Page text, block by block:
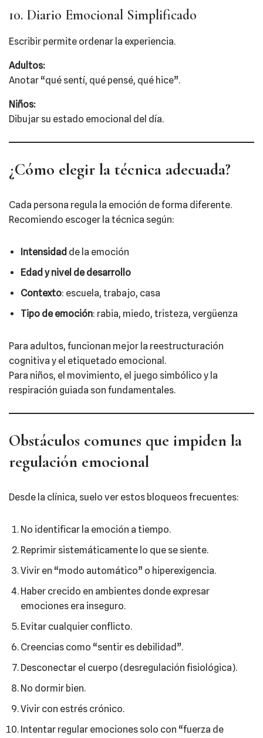
10. Diario Emocional Simplificado
Escribir permite ordenar la experiencia.
Adultos:
Anotar “qué sentí, qué pensé, qué hice”.
Niños:
Dibujar su estado emocional del día.
¿Cómo elegir la técnica adecuada?
Cada persona regula la emoción de forma diferente.
Recomiendo escoger la técnica según:
Intensidad de la emoción
Edad y nivel de desarrollo
Contexto: escuela, trabajo, casa
Tipo de emoción: rabia, miedo, tristeza, vergüenza
Para adultos, funcionan mejor la reestructuración
cognitiva y el etiquetado emocional.
Para niños, el movimiento, el juego simbólico y la
respiración guiada son fundamentales.
Obstáculos comunes que impiden la
regulación emocional
Desde la clínica, suelo ver estos bloqueos frecuentes:
No identificar la emoción a tiempo.
Reprimir sistemáticamente lo que se siente.
Vivir en “modo automático” o hiperexigencia.
Haber crecido en ambientes donde expresar
emociones era inseguro.
Evitar cualquier conflicto.
Creencias como “sentir es debilidad”.
Desconectar el cuerpo (desregulación fisiológica).
No dormir bien.
Vivir con estrés crónico.
Intentar regular emociones solo con “fuerza de